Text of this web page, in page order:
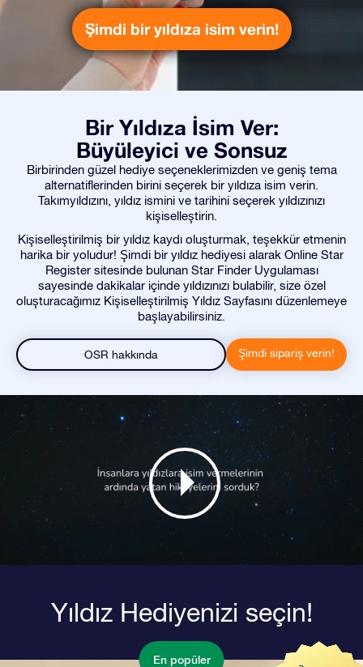
Şimdi bir yıldıza isim verin!
Bir Yıldıza İsim Ver:
Büyüleyici ve Sonsuz
Birbirinden güzel hediye seçeneklerimizden ve geniş tema
alternatiflerinden birini seçerek bir yıldıza isim verin.
Takımyıldızını, yıldız ismini ve tarihini seçerek yıldızınızı
kişiselleştirin.
Kişiselleştirilmiş bir yıldız kaydı oluşturmak, teşekkür etmenin
harika bir yoludur! Şimdi bir yıldız hediyesi alarak Online Star
Register sitesinde bulunan Star Finder Uygulaması
sayesinde dakikalar içinde yıldızınızı bulabilir, size özel
oluşturacağımız Kişiselleştirilmiş Yıldız Sayfasını düzenlemeye
başlayabilirsiniz.
OSR hakkında Şimdi sipariş verin!
Yıldız Hediyenizi seçin!
En popüler